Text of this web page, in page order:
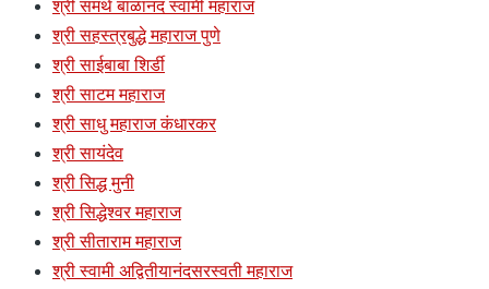
श्री समर्थ बाळानंद स्वामी महाराज
श्री सहस्त्रबुद्धे महाराज पुणे
श्री साईबाबा शिर्डी
श्री साटम महाराज
श्री साधु महाराज कंधारकर
श्री सायंदेव
श्री सिद्ध मुनी
श्री सिद्धेश्वर महाराज
श्री सीताराम महाराज
श्री स्वामी अद्वितीयानंदसरस्वती महाराज